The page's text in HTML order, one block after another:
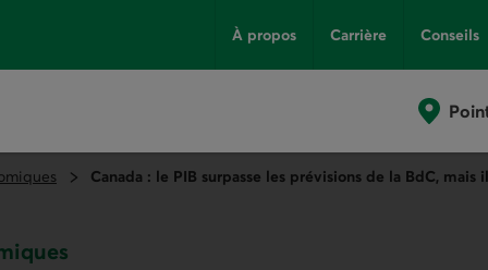
À propos Carrière Conseils
Canada : le PIB surpasse les prévisions de la BdC,